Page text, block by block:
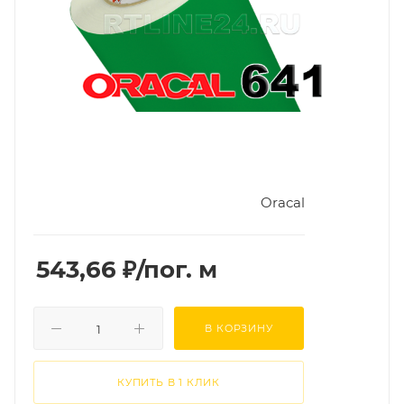
Oracal
543,66 ₽/пог. м
В КОРЗИНУ
КУПИТЬ В 1 КЛИК